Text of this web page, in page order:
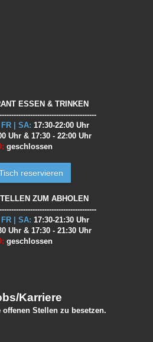
ESSEN & TRINKEN
| SA: 17:30-22:00 Uhr
Uhr & 17:30 - 22:00 Uhr
geschlossen
reservieren
ZUM ABHOLEN
| SA: 17:30-21:30 Uhr
Uhr & 17:30 - 21:30 Uhr
geschlossen
Karriere
offenen Stellen zu besetzen.